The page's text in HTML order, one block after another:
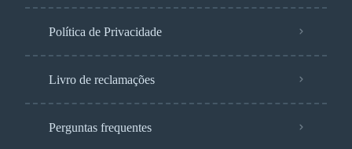
Política de Privacidade
Livro de reclamações
Perguntas frequentes